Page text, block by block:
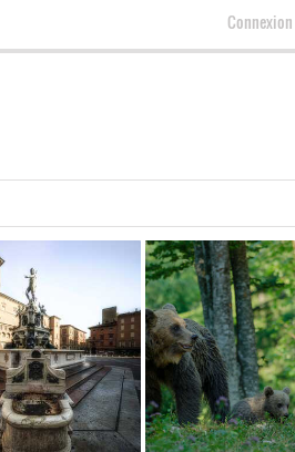
Connexion